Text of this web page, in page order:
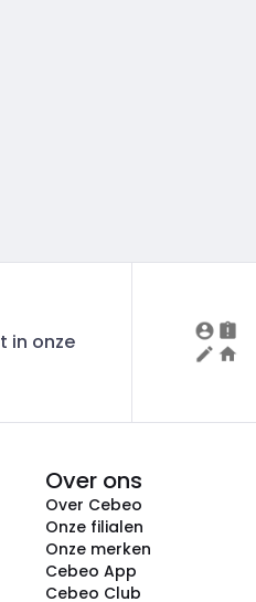
in onze
Over ons
Over Cebeo
Onze filialen
Onze merken
Cebeo App
Cebeo Club